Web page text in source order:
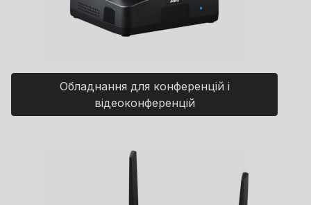
Обладнання для конференцій і
відеоконференцій